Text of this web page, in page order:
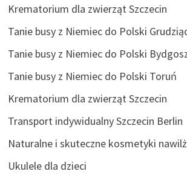
Krematorium dla zwierząt Szczecin
Tanie busy z Niemiec do Polski
Tanie busy z Niemiec do Polski
Tanie busy z Niemiec do Polski Toruń
Krematorium dla zwierząt Szczecin
Transport indywidualny Szczecin Berlin
Naturalne i skuteczne kosmetyki
Ukulele dla dzieci